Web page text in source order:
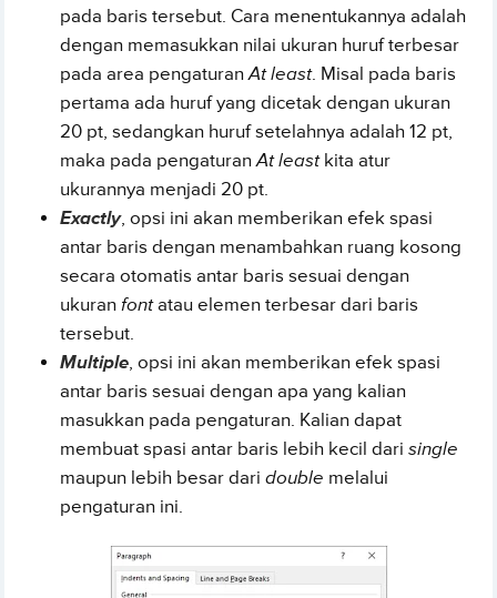
pada baris tersebut. Cara menentukannya adalah
dengan memasukkan nilai ukuran huruf terbesar
pada area pengaturanAt least. Misal pada baris
pertama ada huruf yang dicetak dengan ukuran
20 pt, sedangkan huruf setelahnya adalah 12 pt,
maka pada pengaturanAt leastkita atur
ukurannya menjadi 20 pt.
Exactly, opsi ini akan memberikan efek spasi
antar baris dengan menambahkan ruang kosong
secara otomatis antar baris sesuai dengan
ukuranfontatau elemen terbesar dari baris
tersebut.
Multiple, opsi ini akan memberikan efek spasi
antar baris sesuai dengan apa yang kalian
masukkan pada pengaturan. Kalian dapat
membuat spasi antar baris lebih kecil darisingle
maupun lebih besar daridouble melalui
pengaturan ini.